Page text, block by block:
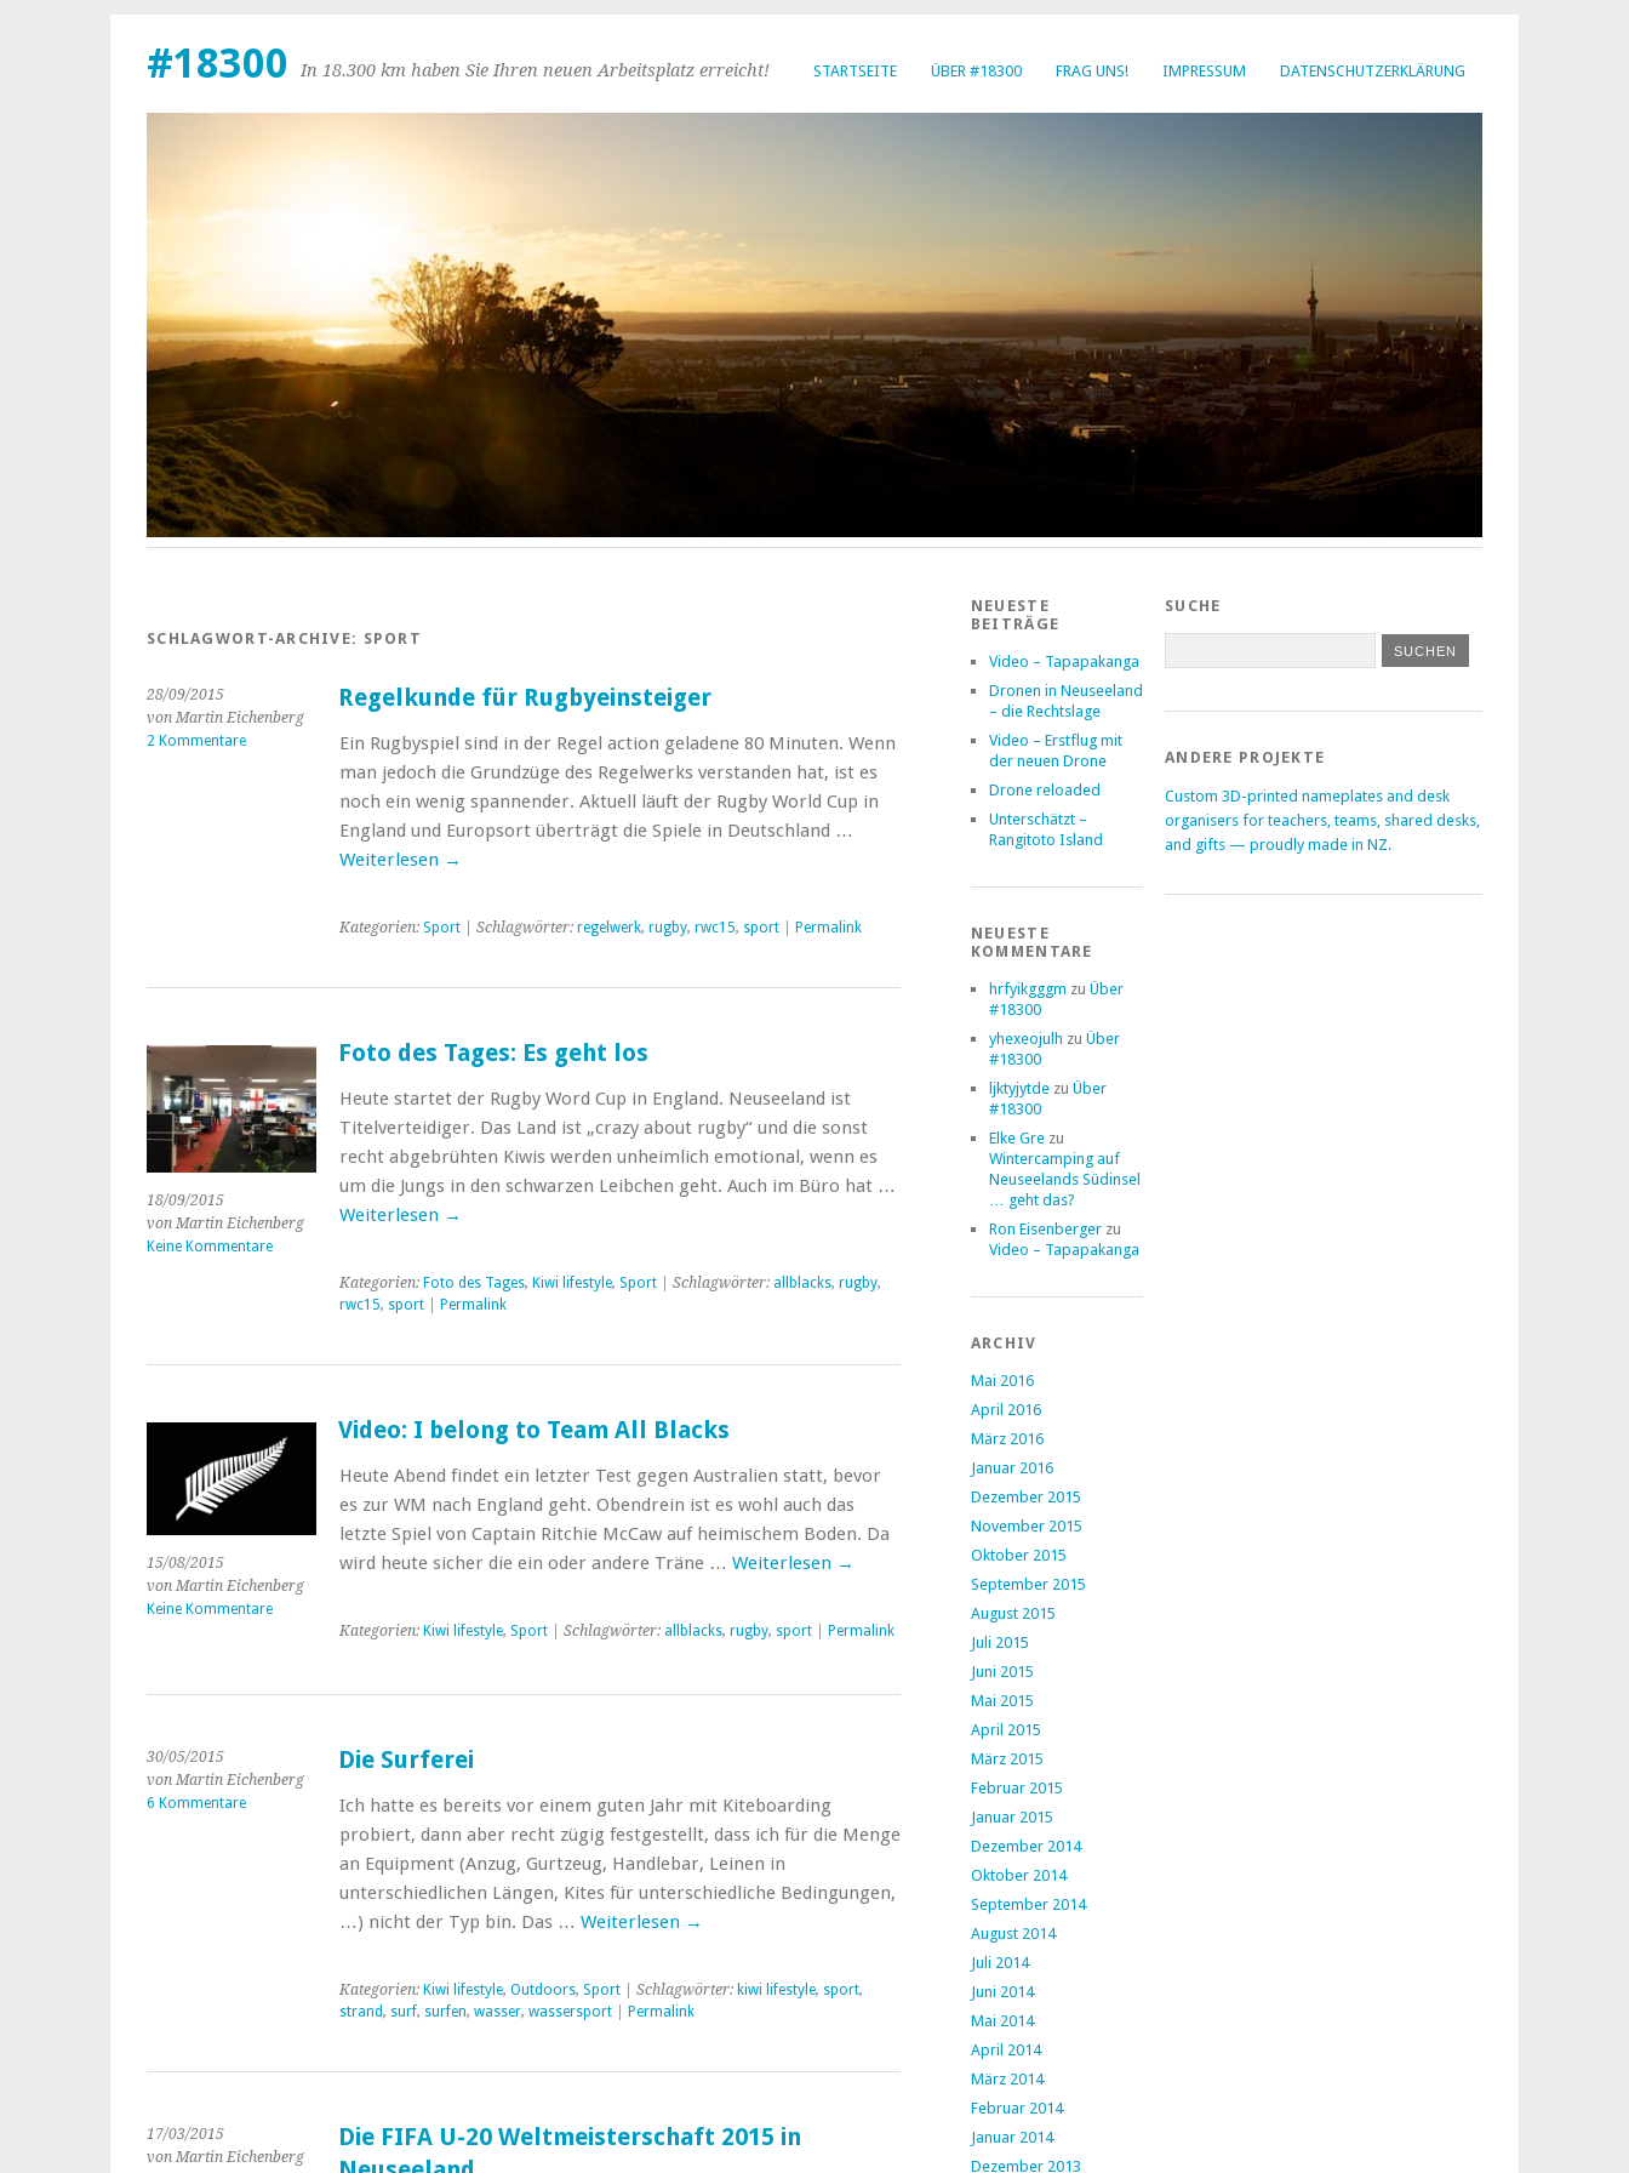
STARTSEITE ÜBER #18300 FRAG UNS! IMPRESSUM DATENSCHUTZERKLÄRUNG
#18300 In 18.300 km haben Sie Ihren neuen Arbeitsplatz erreicht!
SCHLAGWORT-ARCHIVE: SPORT
28/09/2015
von Martin Eichenberg
2 Kommentare
Regelkunde für Rugbyeinsteiger
Ein Rugbyspiel sind in der Regel action geladene 80 Minuten. Wenn
man jedoch die Grundzüge des Regelwerks verstanden hat, ist es
noch ein wenig spannender. Aktuell läuft der Rugby World Cup in
England und Europsort überträgt die Spiele in Deutschland …
Weiterlesen →
Kategorien: Sport| Schlagwörter: regelwerk, rugby, rwc15, sport| Permalink
18/09/2015
von Martin Eichenberg
Keine Kommentare
Foto des Tages: Es geht los
Heute startet der Rugby Word Cup in England. Neuseeland ist
Titelverteidiger. Das Land ist „crazy about rugby“ und die sonst
recht abgebrühten Kiwis werden unheimlich emotional, wenn es
um die Jungs in den schwarzen Leibchen geht. Auch im Büro hat …
Weiterlesen →
Kategorien: Foto des Tages, Kiwi lifestyle, Sport| Schlagwörter: allblacks, rugby,
rwc15, sport| Permalink
15/08/2015
von Martin Eichenberg
Keine Kommentare
Video: I belong to Team All Blacks
Heute Abend findet ein letzter Test gegen Australien statt, bevor
es zur WM nach England geht. Obendrein ist es wohl auch das
letzte Spiel von Captain Ritchie McCaw auf heimischem Boden. Da
wird heute sicher die ein oder andere Träne … Weiterlesen →
Kategorien: Kiwi lifestyle, Sport| Schlagwörter: allblacks, rugby, sport| Permalink
30/05/2015
von Martin Eichenberg
6 Kommentare
Die Surferei
Ich hatte es bereits vor einem guten Jahr mit Kiteboarding
probiert, dann aber recht zügig festgestellt, dass ich für die Menge
an Equipment (Anzug, Gurtzeug, Handlebar, Leinen in
unterschiedlichen Längen, Kites für unterschiedliche Bedingungen,
…) nicht der Typ bin. Das … Weiterlesen →
Kategorien: Kiwi lifestyle, Outdoors, Sport| Schlagwörter: kiwi lifestyle, sport,
strand, surf, surfen, wasser, wassersport| Permalink
17/03/2015
von Martin Eichenberg
Die FIFA U-20 Weltmeisterschaft 2015 in
NEUESTE
BEITRÄGE
Video – Tapapakanga
Dronen in Neuseeland
– die Rechtslage
Video – Erstflug mit
der neuen Drone
Drone reloaded
Unterschätzt –
Rangitoto Island
NEUESTE
KOMMENTARE
hrfyikgggm zu Über
#18300
yhexeojulh zu Über
#18300
ljktyjytdezu Über
#18300
Elke Grezu
Wintercamping auf
Neuseelands Südinsel
… geht das?
Ron Eisenbergerzu
Video – Tapapakanga
ARCHIV
Mai 2016
April 2016
März 2016
Januar 2016
Dezember 2015
November 2015
Oktober 2015
September 2015
August 2015
Juli 2015
Juni 2015
Mai 2015
April 2015
März 2015
Februar 2015
Januar 2015
Dezember 2014
Oktober 2014
September 2014
August 2014
Juli 2014
Juni 2014
Mai 2014
April 2014
März 2014
Februar 2014
Januar 2014
Dezember 2013
SUCHE
ANDERE PROJEKTE
Custom 3D-printed nameplates and desk
organisers for teachers, teams, shared desks,
and gifts — proudly made in NZ.